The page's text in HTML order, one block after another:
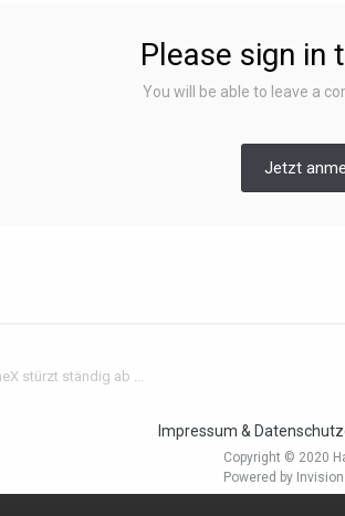
Please sign in
You will be able to leave a
Jetzt
stürzt ständig ab ...
Impressum &
Copyright © 2020
Powered by